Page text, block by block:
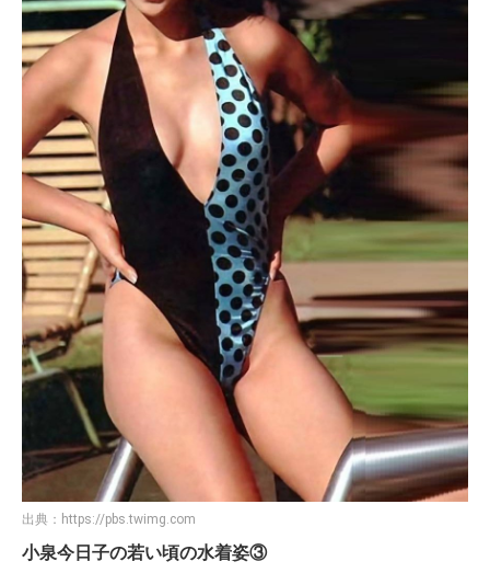
出典： https://pbs.twimg.com
小泉今日子の若い頃の水着姿③